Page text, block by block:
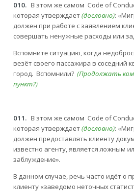
010.В этом же самом Code of
которая утверждает(дословно):
должен при работе с заявлением
совершать ненужные расходы или
Вспомните ситуацию, когда
везёт своего пассажира в соседний
город. Вспомнили? (Продолжать
пункт?)
011.В этом же самом Code of
которая утверждает(дословно):
должен предоставлять клиенту
известно агенту, является ложным
заблуждение».
В данном случае, речь часто идёт о
клиенту «заведомо неточных